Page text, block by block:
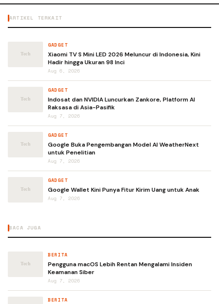
ARTIKEL TERKAIT
GADGET
Xiaomi TV S Mini LED 2026 Meluncur di Indonesia, Kini
Hadir hingga Ukuran 98 Inci
Aug 6, 2026
GADGET
Indosat dan NVIDIA Luncurkan Zankore, Platform AI
Raksasa di Asia-Pasifik
Aug 7, 2026
GADGET
Google Buka Pengembangan Model AI WeatherNext
untuk Penelitian
Aug 7, 2026
GADGET
Google Wallet Kini Punya Fitur Kirim Uang untuk Anak
Aug 7, 2026
BACA JUGA
BERITA
Pengguna macOS Lebih Rentan Mengalami Insiden
Keamanan Siber
Aug 7, 2026
BERITA